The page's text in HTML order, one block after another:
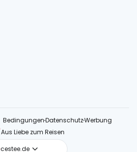
BedingungenDatenschutzWerbung
Aus Liebe zum Reisen
cestee.de
cestee.com